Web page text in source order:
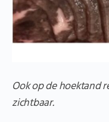
Ook op de hoektand
zichtbaar.